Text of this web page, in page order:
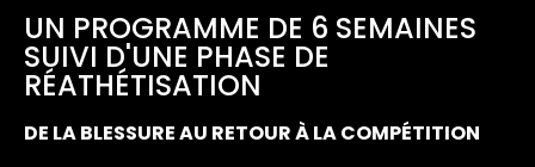
UN PROGRAMME DE 6 SEMAINES
SUIVI D'UNE PHASE DE
RÉATHÉTISATION
DE LA BLESSURE AU RETOUR À LA COMPÉTITION